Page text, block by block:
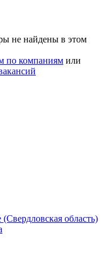
не найдены в этом
по компаниям или
область)